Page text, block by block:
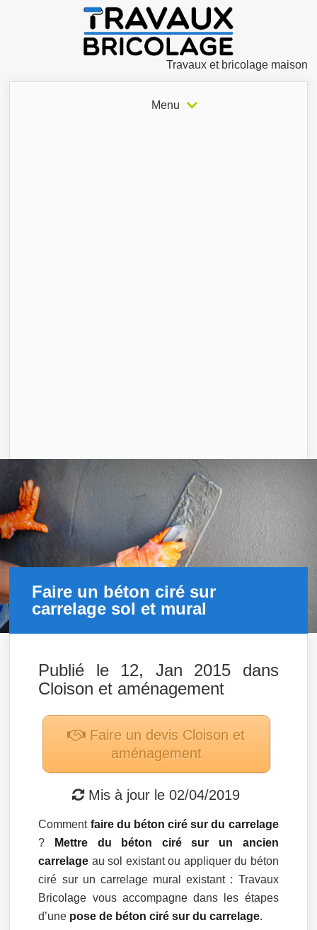
Travaux et bricolage maison
Menu
Faire un béton ciré sur
carrelage sol et mural
Publié le 12, Jan 2015 dans
Cloison et aménagement
Faire un devis Cloison et
aménagement
Mis à jour le02/04/2019
Comment faire du béton ciré sur du carrelage
?
Mettre du béton ciré sur un ancien
carrelage au sol existant ou appliquer du béton
ciré sur un carrelage mural existant : Travaux
Bricolage vous accompagne dans les étapes
d’une pose de béton ciré sur du carrelage.